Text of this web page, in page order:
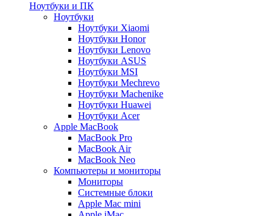
Ноутбуки и ПК
Ноутбуки
Ноутбуки Xiaomi
Ноутбуки Honor
Ноутбуки Lenovo
Ноутбуки ASUS
Ноутбуки MSI
Ноутбуки Mechrevo
Ноутбуки Machenike
Ноутбуки Huawei
Ноутбуки Acer
Apple MacBook
MacBook Pro
MacBook Air
MacBook Neo
Компьютеры и мониторы
Мониторы
Системные блоки
Apple Mac mini